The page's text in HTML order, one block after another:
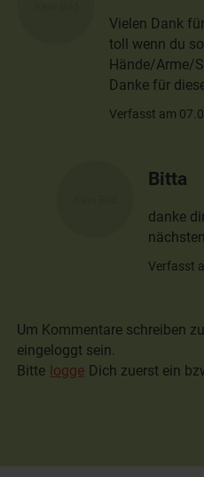
Vielen Dank
toll wenn du
Hände/Arme/
Danke für
Verfasst am
Bitta
danke
Verfasst
Um Kommentare schreiben
eingeloggt sein.
Bitte logge Dich zuerst ein